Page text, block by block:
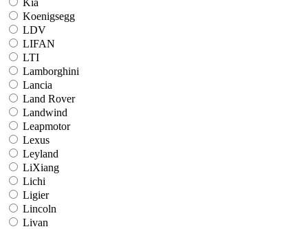
Koenigsegg
LDV
LIFAN
LTI
Lamborghini
Lancia
Land Rover
Landwind
Leapmotor
Lexus
Leyland
LiXiang
Lichi
Ligier
Lincoln
Livan